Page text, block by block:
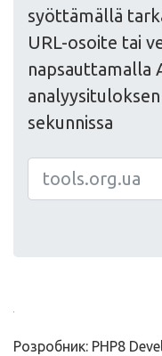
syöttämällä
URL-osoite tai
napsauttamalla
sekunnissa
Розробник: PHP8